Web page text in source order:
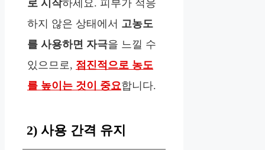
로 시작하세요. 피부가 적응
하지 않은 상태에서 고농도
를 사용하면 자극을 느낄 수
있으므로, 점진적으로 농도
를 높이는 것이 중요합니다.
2) 사용 간격 유지